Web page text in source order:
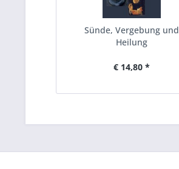
Sünde, Vergebung und
Heilung
€ 14,80 *